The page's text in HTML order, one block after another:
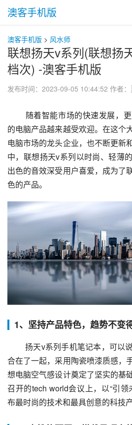
澳客手机版
澳客手机版 > 风水师
联想扬天v系列(联想扬
档次) -澳客手机版
发布时间：2023-09-05 10:44:52 作者
的电脑产品越来越受欢迎。在这个
电脑市场的龙头企业，也不断更新
中，联想扬天v系列以时尚、轻薄
出色的音效深受用户喜爱，成为了
色的产品。
1、坚持产品特色，趋势不变
扬天v系列手机笔记本，可以说把时尚和实用性完美结
合在了一起，采用陶瓷喷漆质感，
想电脑空气感设计奠定了坚实的基
召开的tech world会议上，以“引
布最时尚的技术和最具创意的科技产